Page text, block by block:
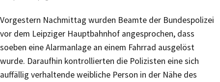
Vorgestern Nachmittag wurden Beamte der Bundespolizei
vor dem Leipziger Hauptbahnhof angesprochen, dass
soeben eine Alarmanlage an einem Fahrrad ausgelöst
wurde. Daraufhin kontrollierten die Polizisten eine sich
auffällig verhaltende weibliche Person in der Nähe des